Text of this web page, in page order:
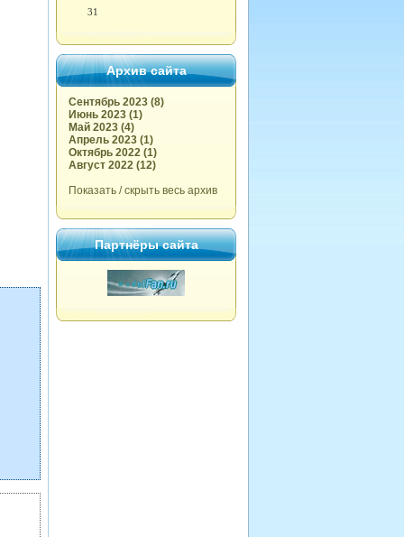
31
Архив сайта
Сентябрь 2023 (8)
Июнь 2023 (1)
Май 2023 (4)
Апрель 2023 (1)
Октябрь 2022 (1)
Август 2022 (12)
Показать / скрыть весь архив
Партнёры сайта